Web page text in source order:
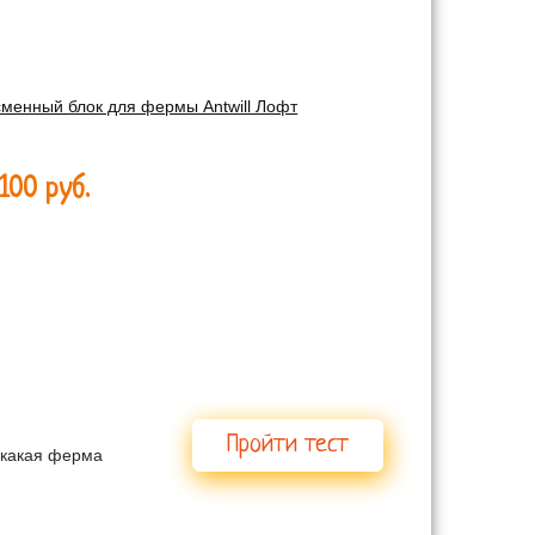
блок для фермы Antwill Лофт
100 руб.
какая ферма Пройти тест